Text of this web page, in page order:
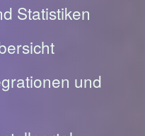
Statistiken
und